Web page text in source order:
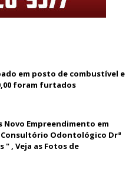
em posto de combustível e
foram furtados
Novo Empreendimento em
Odontológico Drª
" , Veja as Fotos de